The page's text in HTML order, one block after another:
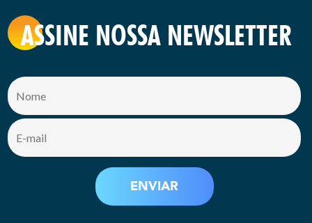
ASSINE NOSSA NEWSLETTER